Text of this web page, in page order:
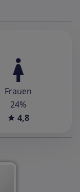
Frauen
24%
4,8